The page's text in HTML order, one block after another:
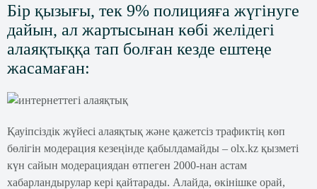
Бір қызығы, тек 9% полицияға жүгінуге
дайын, ал жартысынан көбі желідегі
алаяқтыққа тап болған кезде ештеңе
жасамаған:
Қауіпсіздік жүйесі алаяқтық және қажетсіз трафиктің көп
бөлігін модерация кезеңінде қабылдамайды – olx.kz қызметі
күн сайын модерациядан өтпеген 2000-нан астам
хабарландырулар кері қайтарады. Алайда, өкінішке орай,